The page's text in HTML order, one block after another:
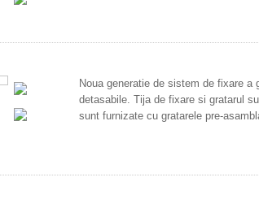
Noua generatie de sistem de fixare
detasabile. Tija de fixare si gratarul
sunt furnizate cu gratarele pre-